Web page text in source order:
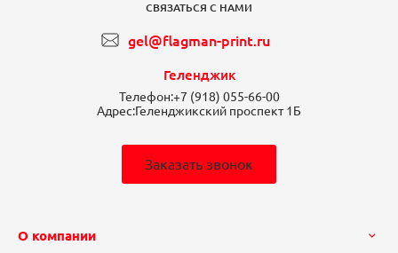
СВЯЗАТЬСЯ С НАМИ
gel@flagman-print.ru
Геленджик
Телефон:+7 (918) 055-66-00
Адрес:Геленджикский проспект 1Б
Заказать звонок
О компании